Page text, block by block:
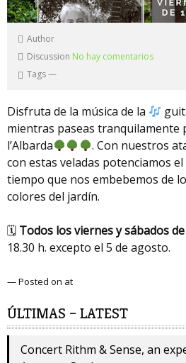
Author
Discussion No hay comentarios
Tags—
Disfruta de la música de la
mientras paseas tranquilamente
l’Albarda
. Con nuestros
con estas veladas potenciamos
tiempo que nos embebemos de
colores del jardín.
🗓 Todos los viernes y sábados
18.30 h. excepto el 5 de agosto.
— Posted on at
ÚLTIMAS – LATEST
Concert Rithm & Sense, an